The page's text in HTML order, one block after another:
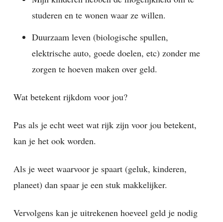
studeren en te wonen waar ze willen.
Duurzaam leven (biologische spullen,
elektrische auto, goede doelen, etc) zonder me
zorgen te hoeven maken over geld.
Wat betekent rijkdom voor jou?
Pas als je echt weet wat rijk zijn voor jou betekent,
kan je het ook worden.
Als je weet waarvoor je spaart (geluk, kinderen,
planeet) dan spaar je een stuk makkelijker.
Vervolgens kan je uitrekenen hoeveel geld je nodig